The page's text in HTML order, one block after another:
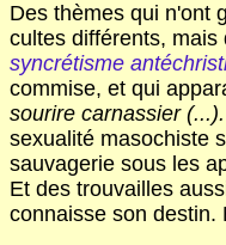
Des thèmes qui n'ont
cultes différents, mais
syncrétisme
commise, et qui
sourire carnassier
sexualité masochiste
sauvagerie sous les
Et des trouvailles
connaisse son destin.